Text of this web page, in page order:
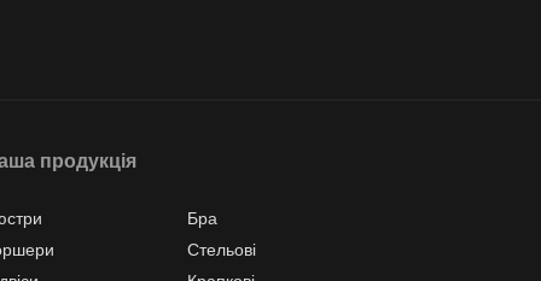
продукція
Бра
Стельові